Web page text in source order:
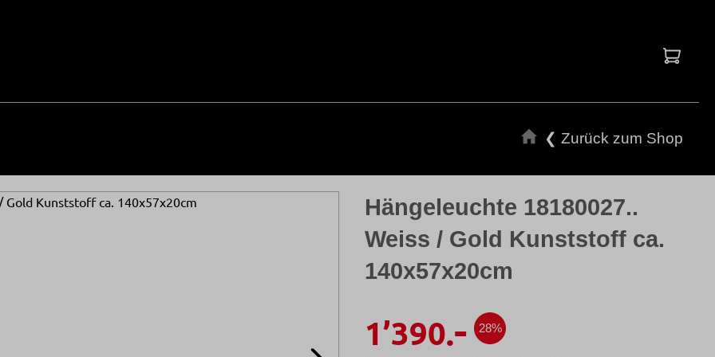
❮ Zurück zum Shop
Hängeleuchte 18180027..
Weiss / Gold Kunststoff ca.
140x57x20cm
1’390.- 28%